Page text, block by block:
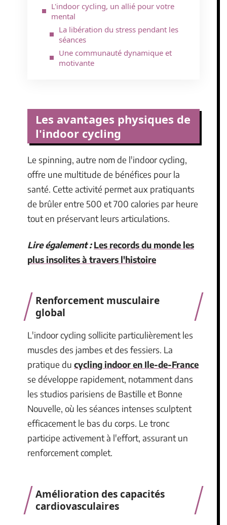
L'indoor cycling, un allié pour votre
mental
La libération du stress pendant les
séances
Une communauté dynamique et
motivante
Les avantages physiques de
l'indoor cycling
Le spinning, autre nom de l'indoor cycling,
offre une multitude de bénéfices pour la
santé. Cette activité permet aux pratiquants
de brûler entre 500 et 700 calories par heure
tout en préservant leurs articulations.
Lire également : Les records du monde les
plus insolites à travers l'histoire
Renforcement musculaire
global
L'indoor cycling sollicite particulièrement les
muscles des jambes et des fessiers. La
pratique du cycling indoor en Ile-de-France
se développe rapidement, notamment dans
les studios parisiens de Bastille et Bonne
Nouvelle, où les séances intenses sculptent
efficacement le bas du corps. Le tronc
participe activement à l'effort, assurant un
renforcement complet.
Amélioration des capacités
cardiovasculaires